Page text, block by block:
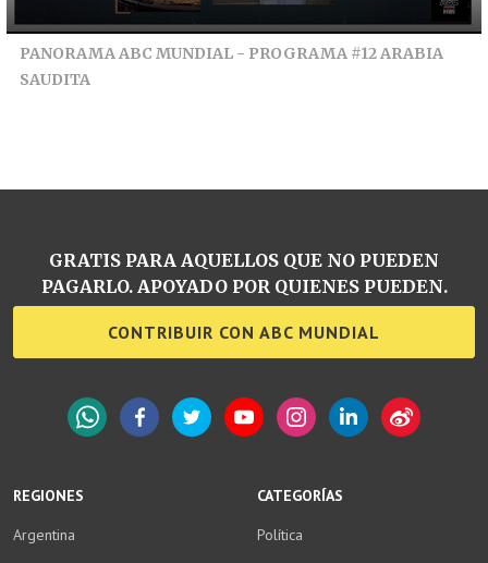
PANORAMA ABC MUNDIAL - PROGRAMA #12 ARABIA
SAUDITA
REGIONES
Argentina
CATEGORÍAS
Política
GRATIS PARA AQUELLOS QUE NO PUEDEN
PAGARLO. APOYADO POR QUIENES PUEDEN.
CONTRIBUIR CON ABC MUNDIAL